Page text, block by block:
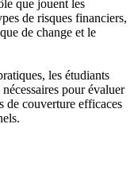
que jouent les
de risques financiers,
de change et le
les étudiants
pour évaluer
de couverture efficaces